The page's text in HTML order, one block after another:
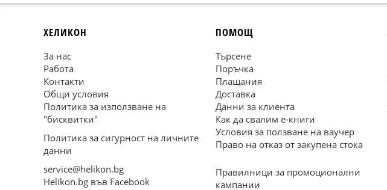
ХЕЛИКОН
За нас
Работа
Контакти
Общи условия
Политика за използване на
"бисквитки"
Политика за сигурност на личните
данни
service@helikon.bg
Helikon.bg във Facebook
ПОМОЩ
Търсене
Поръчка
Плащания
Доставка
Данни за клиента
Как да свалим е-книги
Условия за ползване на ваучер
Право на отказ от закупена стока
Правилници за промоционални
кампании